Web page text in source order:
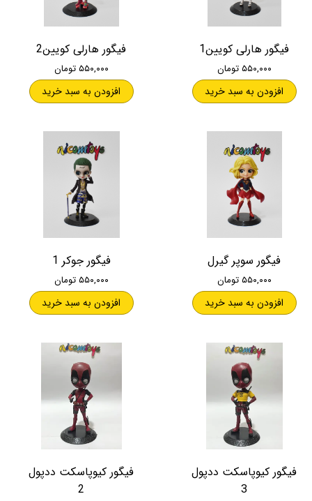
فیگور هارلی کویین1
۵۵۰,۰۰۰ تومان
افزودن به سبد خرید
فیگور هارلی کویین2
۵۵۰,۰۰۰ تومان
افزودن به سبد خرید
فیگور سوپر گیرل
۵۵۰,۰۰۰ تومان
افزودن به سبد خرید
فیگور جوکر 1
۵۵۰,۰۰۰ تومان
افزودن به سبد خرید
فیگور کیوپاسکت ددپول
3
فیگور کیوپاسکت ددپول
2